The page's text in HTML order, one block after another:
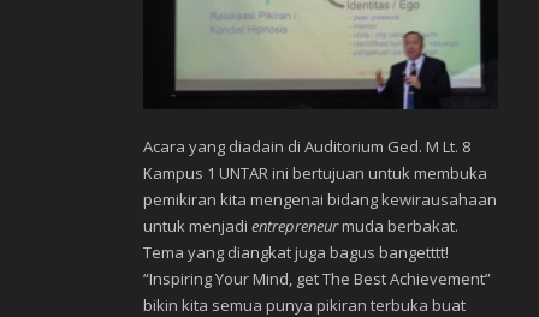
Acara yang diadain di Auditorium Ged. M Lt. 8
Kampus 1 UNTAR ini bertujuan untuk membuka
pemikiran kita mengenai bidang kewirausahaan
untuk menjadi entrepreneurmuda berbakat.
Tema yang diangkat juga bagus bangetttt!
“Inspiring Your Mind, get The Best Achievement”
bikin kita semua punya pikiran terbuka buat